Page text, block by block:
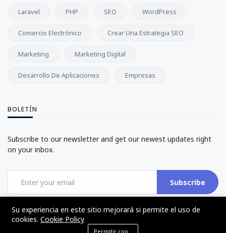
Laravel PHP SEO WordPress
Comercio Electrónico Crear Una Estrategia SEO
Marketing Marketing Digital
Desarrollo De Aplicaciones Empresas
BOLETÍN
Subscribe to our newsletter and get our newest updates right
on your inbox.
Subscribe
Su experiencia en este sitio mejorará si permite el uso de
cookies. Cookie Policy
Permitir cookies